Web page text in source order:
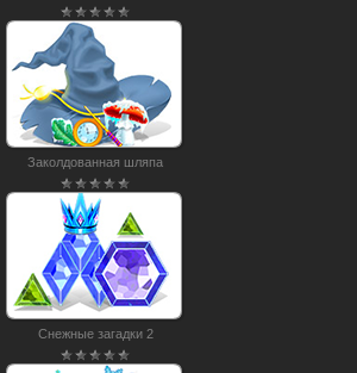
Заколдованная шляпа
Снежные загадки 2